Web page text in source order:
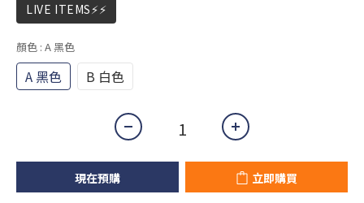
LIVE ITEMS⚡⚡
顏色 : A 黑色
A 黑色 B 白色
現在預購 立即購買